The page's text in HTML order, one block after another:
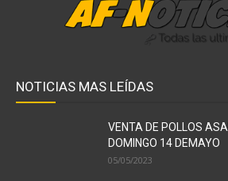
NOTICIAS MAS LEÍDAS
VENTA DE POLLOS
DOMINGO 14 DEMAYO
05/05/2023